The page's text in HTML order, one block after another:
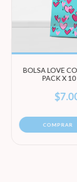
BOLSA LOVE
PACK X
COMPRAR